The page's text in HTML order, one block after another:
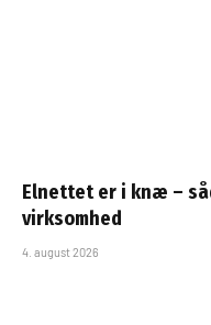
Elnettet er i knæ –
virksomhed
4. august 2026